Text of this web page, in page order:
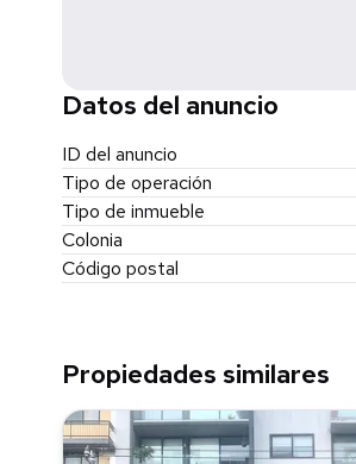
Datos del anuncio
ID del anuncio
Tipo de operación
Tipo de inmueble
Colonia
Código postal
Propiedades similares